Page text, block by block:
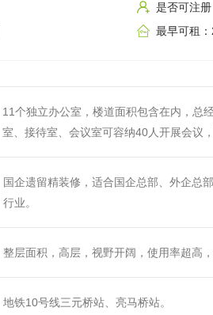
是否可注
最早可租
11个独立办公室，楼道面积包含在内，总
室、接待室、会议室可容纳40人开展会议
国企遗留精装修，适合国企总部、外企总
行业。
整层面积，高层，视野开阔，使用率超高
地铁10号线三元桥站、亮马桥站。